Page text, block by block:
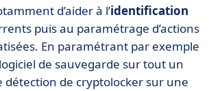
d’aider à l’identification
puis au paramétrage d’actions
En paramétrant par exemple
de sauvegarde sur tout un
détection de cryptolocker sur une